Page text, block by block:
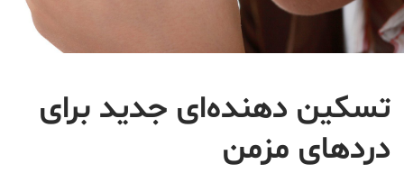
تسکین دهنده‌ای جدید برای
دردهای مزمن